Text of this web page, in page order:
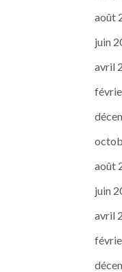
août
juin
avril
août
juin
avril